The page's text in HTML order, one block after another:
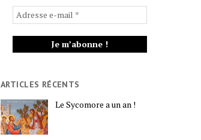
ARTICLES RÉCENTS
Le Sycomore a un an !